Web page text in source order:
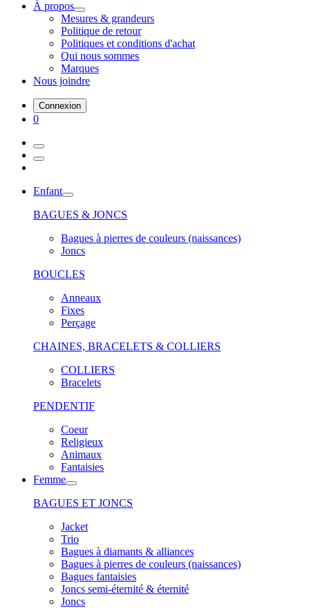
À propos
Mesures & grandeurs
Politique de retour
Politiques et conditions d'achat
Qui nous sommes
Marques
Nous joindre
Connexion
0
Enfant
BAGUES & JONCS
Bagues à pierres de couleurs (naissances)
Joncs
BOUCLES
Anneaux
Fixes
Perçage
CHAINES, BRACELETS & COLLIERS
COLLIERS
Bracelets
PENDENTIF
Coeur
Religieux
Animaux
Fantaisies
Femme
BAGUES ET JONCS
Jacket
Trio
Bagues à diamants & alliances
Bagues à pierres de couleurs (naissances)
Bagues fantaisies
Joncs semi-éternité & éternité
Joncs